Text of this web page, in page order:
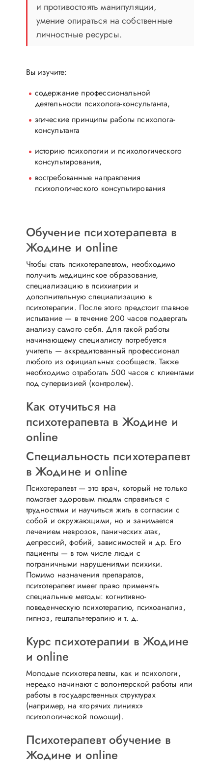
и противостоять манипуляции,
умение опираться на собственные
личностные ресурсы.
Вы изучите:
содержание профессиональной
деятельности психолога-консультанта,
этические принципы работы психолога-
консультанта
историю психологии и психологического
консультирования,
востребованные направления
психологического консультирования
Обучение психотерапевта в
Жодине и online
Чтобы стать психотерапевтом, необходимо
получить медицинское образование,
специализацию в психиатрии и
дополнительную специализацию в
психотерапии. После этого предстоит главное
испытание — в течение 200 часов подвергать
анализу самого себя. Для такой работы
начинающему специалисту потребуется
учитель — аккредитованный профессионал
любого из официальных сообществ. Также
необходимо отработать 500 часов с клиентами
под супервизией (контролем).
Как отучиться на
психотерапевта в Жодине и
online
Специальность психотерапевт
в Жодине и online
Психотерапевт — это врач, который не только
помогает здоровым людям справиться с
трудностями и научиться жить в согласии с
собой и окружающими, но и занимается
лечением неврозов, панических атак,
депрессий, фобий, зависимостей и др. Его
пациенты — в том числе люди с
пограничными нарушениями психики.
Помимо назначения препаратов,
психотерапевт имеет право применять
специальные методы: когнитивно-
поведенческую психотерапию, психоанализ,
гипноз, гештальт-терапию и т. д.
Курс психотерапии в Жодине
и online
Молодые психотерапевты, как и психологи,
нередко начинают с волонтерской работы или
работы в государственных структурах
(например, на «горячих линиях»
психологической помощи).
Психотерапевт обучение в
Жодине и online